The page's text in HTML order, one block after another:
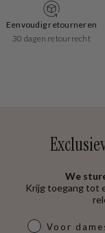
Eenvoudig retourneren
30 dagen retourrecht
We
Krijg toegang tot
dames &
Voor